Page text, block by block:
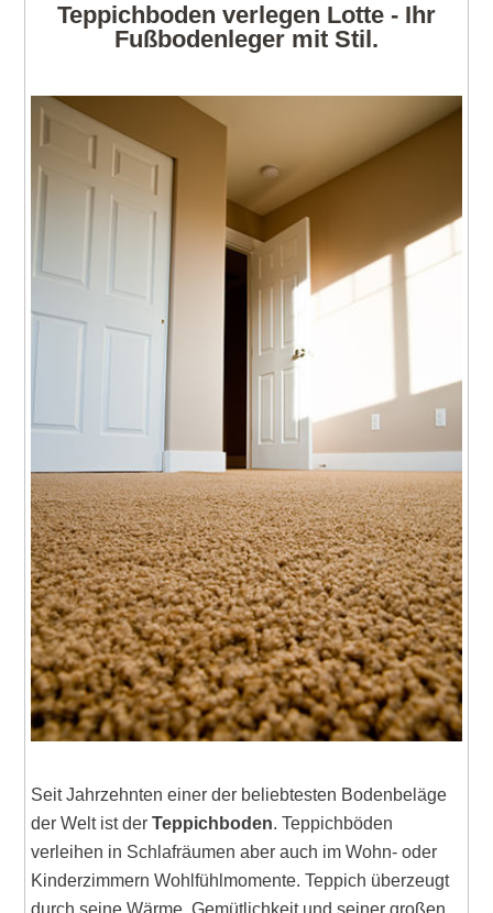
Teppichboden verlegen Lotte - Ihr
Fußbodenleger mit Stil.
Seit Jahrzehnten einer der beliebtesten Bodenbeläge
der Welt ist derTeppichboden. Teppichböden
verleihen in Schlafräumen aber auch im Wohn- oder
Kinderzimmern Wohlfühlmomente. Teppich überzeugt
durch seine Wärme, Gemütlichkeit und seiner großen